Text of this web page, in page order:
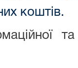
коштів.
та